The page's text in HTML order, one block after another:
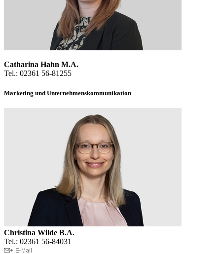
Catharina Hahn M.A.
Tel.: 02361 56-81255
Marketing und Unternehmenskommunikation
Christina Wilde B.A.
Tel.: 02361 56-84031